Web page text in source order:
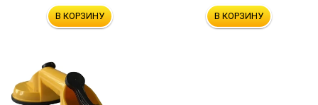
В КОРЗИНУ В КОРЗИНУ